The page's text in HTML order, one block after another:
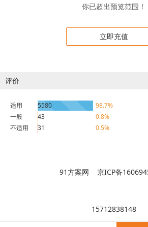
你已超出预览范围！
立即充值
评价
适用 5580
98.7%
一般
43
0.8%
不适用
31 0.5%
91方案网 京ICP备
15712838148